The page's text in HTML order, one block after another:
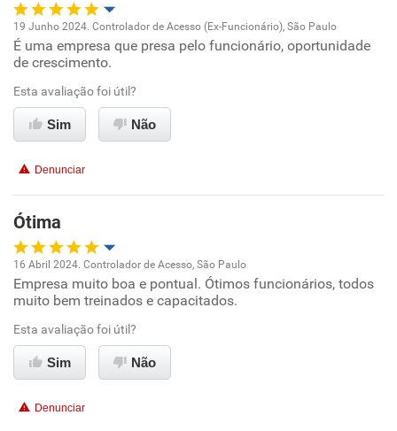
Oportunidade de promoção
Ambiente de trabalho
Conciliação com a vida familiar
Recomenda esta empresa
Recomenda a diretoria
19 Junho 2024. Controlador de Acesso (Ex-Funcionário), São Paulo
É uma empresa que presa pelo funcionário, oportunidade
de crescimento.
Esta avaliação foi útil?
Sim Não
Denunciar
Ótima
Oportunidade de promoção
Ambiente de trabalho
Conciliação com a vida familiar
16 Abril 2024. Controlador de Acesso, São Paulo
Empresa muito boa e pontual. Ótimos funcionários, todos
muito bem treinados e capacitados.
Esta avaliação foi útil?
Sim Não
Denunciar